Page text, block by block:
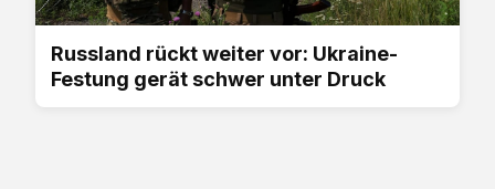
Russland rückt weiter vor: Ukraine-
Festung gerät schwer unter Druck